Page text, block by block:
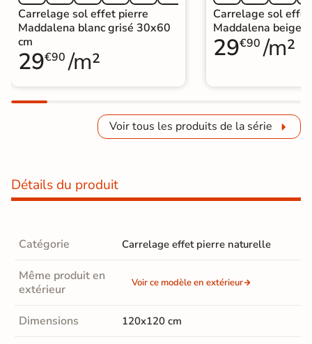
Carrelage sol effet pierre
Maddalena blanc grisé 30x60
cm
29€90 /m²
Carrelage sol
Maddalena beige
29€90 /m²
Voir tous les produits de la série
Détails du produit
Catégorie Carrelage effet pierre naturelle
Même produit en
extérieur
Voir ce modèle en extérieur
Dimensions 120x120 cm